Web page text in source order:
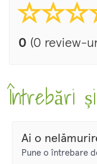
0 (0 review-
Întrebări
Ai o
Pune o întrebare